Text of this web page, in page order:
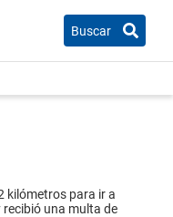
Buscar
kilómetros para ir a
recibió una multa de